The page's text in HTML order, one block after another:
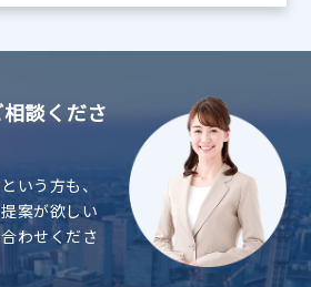
談くださ
いう方も、
案が欲しい
わせくださ